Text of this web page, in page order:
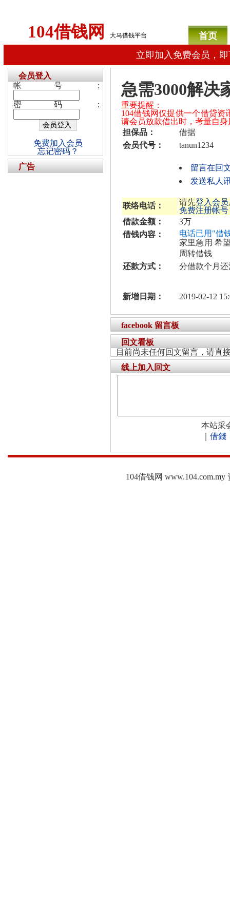
104借钱网 大马借钱平台
首页
立即加入免费会员，
急需3000解决
重要提醒：
104借钱网仅提供一个借贷
请会员放款借出时，考量自
担保品：
借据
会员代号：
tanun1234
留言在回
发送私人
联络电话： 请先登入会员
免费注册帐号
借款金额：
3万
借钱内容：
电话已用"借
家里急用 希
周转借钱
还款方式：
分借款个月
新增日期： 2019-02-12
facebook 留言板
回文看板
目前尚未任何回文留言，请直
线上加入回文
本站采
借錢
会员登入
帐号：
密码：
免费加入会员
忘记密码？
广告
104借钱网